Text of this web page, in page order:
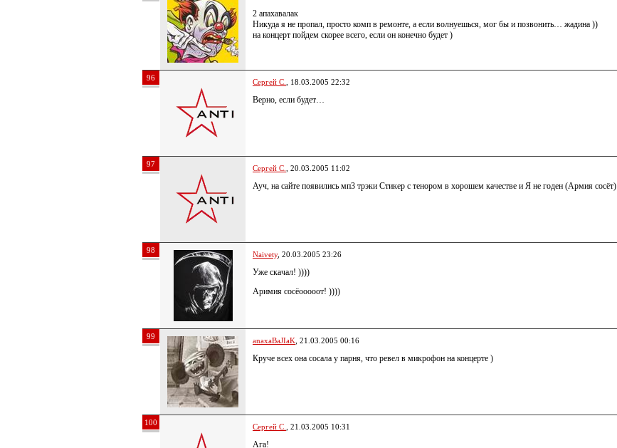
2 апахавалак
Никуда я не пропал, просто комп в ремонте, а если волнуешься, мог бы и позвонить… жадина ))
на концерт пойдем скорее всего, если он конечно будет )
96 Сергей С. , 18.03.2005 22:32
Верно, если будет…
97 Сергей С. , 20.03.2005 11:02
Ауч, на сайте появились мп3 трэки Стикер с тенором в хорошем качестве и Я не годен (Армия сосёт)
98 Naivety, 20.03.2005 23:26
Уже скачал! ))))
Аримия сосёооооот! ))))
99 anaxaBaJIaK , 21.03.2005 00:16
Круче всех она сосала у парня, что ревел в микрофон на концерте )
100 Сергей С. , 21.03.2005 10:31
Ага!